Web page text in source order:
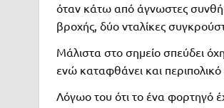
όταν κάτω από άγνωστες
βροχής, δύο νταλίκες
Μάλιστα στο σημείο σπεύδει
ενώ καταφθάνει και
Λόγωο του ότι το ένα φορτηγό